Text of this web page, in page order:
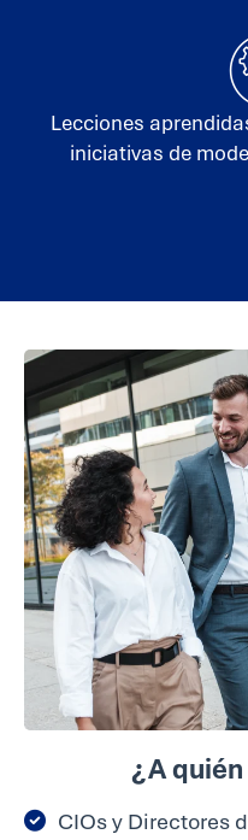
Lecciones
iniciativas de
¿A
CIOs y Directores